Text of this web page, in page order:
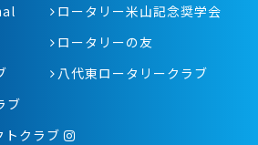
ロータリー米山記念奨学会
ロータリーの友
八代東ロータリークラブ
ブ
トクラブ